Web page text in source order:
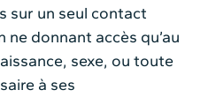
sur un seul contact
donnant accès qu’au
sexe, ou toute
à ses